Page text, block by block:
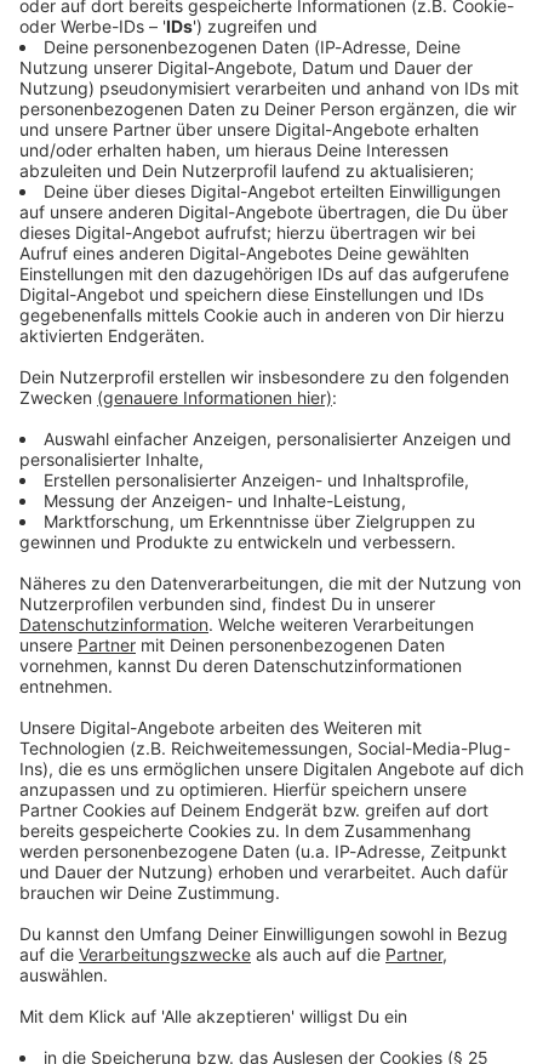
Immer auf dem Laufenden
bleiben!
Verpass' nichts mehr - mit unserem kostenlosen
ANTENNE BAYERN Newsletter. Ob Nachrichten,
Lifestyle oder unsere neuesten Aktionen - wir
informieren dich.
Zum Newsletter anmelden
Du möchtest uns etwas sagen?
Studio Hotline
Kontaktformular
Sprachnachricht
© dpa-infocom, dpa:260118-930-563320/1